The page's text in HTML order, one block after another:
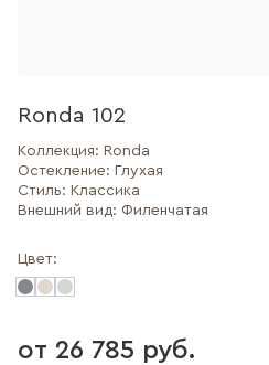
Ronda 102
Коллекция: Ronda
Остекление: Глухая
Стиль: Классика
Внешний вид: Филенчатая
Цвет:
от 26 785 руб.